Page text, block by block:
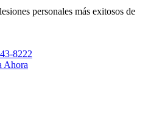
personales más exitosos de
8222
Ahora